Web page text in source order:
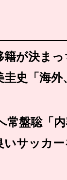
籍が決ま
史「海
常盤聡「
サッカ